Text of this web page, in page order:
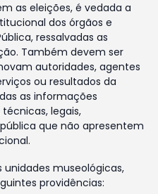
as eleições, é vedada a
dos órgãos e
ressalvadas as
Também devem ser
autoridades, agentes
ou resultados da
as informações
legais,
que não apresentem
museológicas,
providências: